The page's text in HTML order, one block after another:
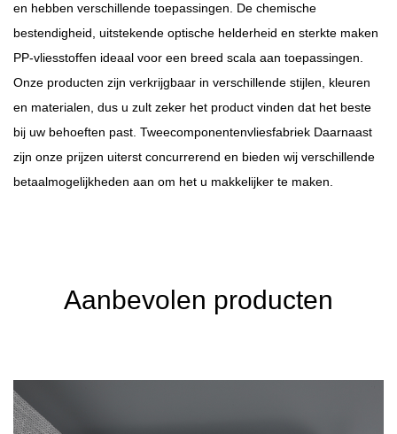
en hebben verschillende toepassingen. De chemische
bestendigheid, uitstekende optische helderheid en sterkte maken
PP-vliesstoffen ideaal voor een breed scala aan toepassingen.
Onze producten zijn verkrijgbaar in verschillende stijlen, kleuren
en materialen, dus u zult zeker het product vinden dat het beste
bij uw behoeften past. Tweecomponentenvliesfabriek Daarnaast
zijn onze prijzen uiterst concurrerend en bieden wij verschillende
betaalmogelijkheden aan om het u makkelijker te maken.
Aanbevolen producten